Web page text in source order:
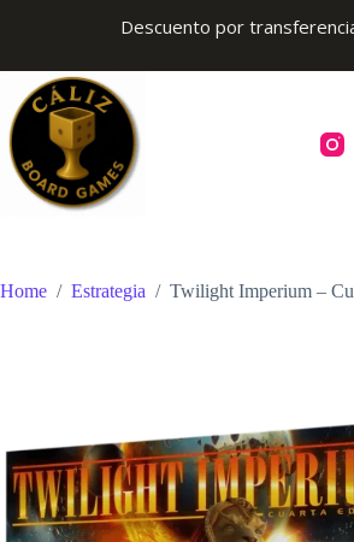
Descuento por
content
Home / Estrategia / Twilight Imperium –